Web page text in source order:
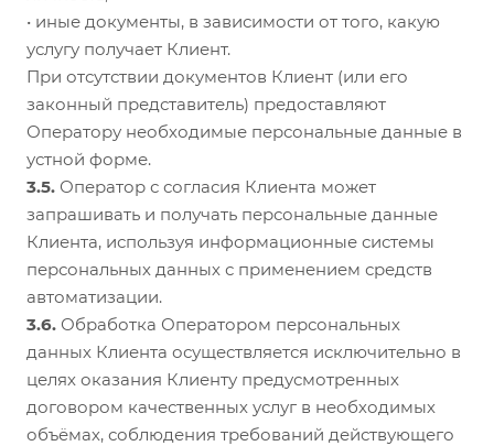
• иные документы, в зависимости от того, какую
услугу получает Клиент.
При отсутствии документов Клиент (или его
законный представитель) предоставляют
Оператору необходимые персональные данные в
устной форме.
3.5. Оператор с согласия Клиента может
запрашивать и получать персональные данные
Клиента, используя информационные системы
персональных данных с применением средств
автоматизации.
3.6. Обработка Оператором персональных
данных Клиента осуществляется исключительно в
целях оказания Клиенту предусмотренных
договором качественных услуг в необходимых
объёмах, соблюдения требований действующего